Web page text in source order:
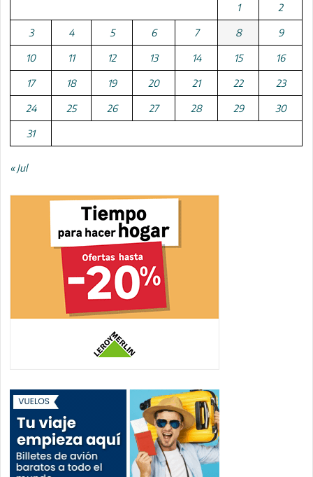
1 2
3 4 5 6 7 8 9
10 11 12 13 14 15 16
17 18 19 20 21 22 23
24 25 26 27 28 29 30
31
« Jul